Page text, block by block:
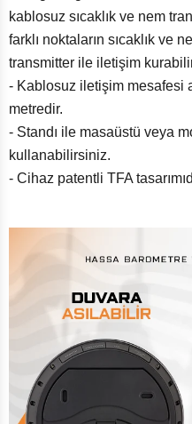
kablosuz sıcaklık ve nem
farklı noktaların sıcaklık ve
transmitter ile iletişim
- Kablosuz iletişim mesafesi
metredir.
- Standı ile masaüstü veya
kullanabilirsiniz.
- Cihaz patentli TFA